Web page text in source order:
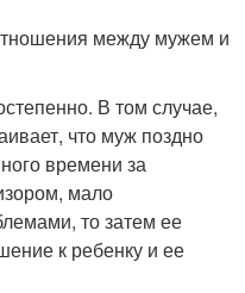
между мужем и
В том случае,
что муж поздно
времени за
мало
то затем ее
к ребенку и ее